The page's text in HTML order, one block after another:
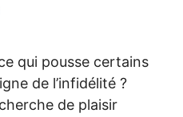
qui pousse certains
de l’infidélité ?
de plaisir